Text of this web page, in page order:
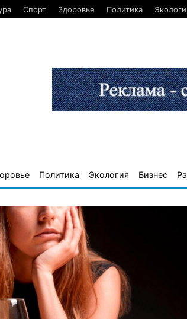
Спорт Здоровье Политика
Политика Экология Бизнес